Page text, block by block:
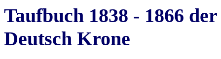
Taufbuch 1838 - 1866
Deutsch Krone